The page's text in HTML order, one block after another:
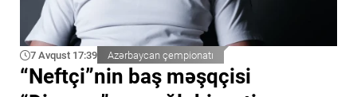
7 Avqust 17:39 Azərbaycan çempionatı
“Neftçi”nin baş məşqçisi